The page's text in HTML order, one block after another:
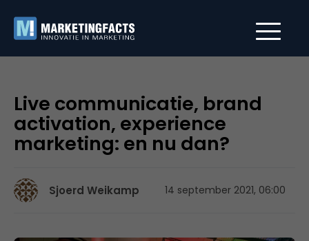
Live communicatie, brand
activation, experience
marketing: en nu dan?
Sjoerd Weikamp 14 september 2021, 06:00